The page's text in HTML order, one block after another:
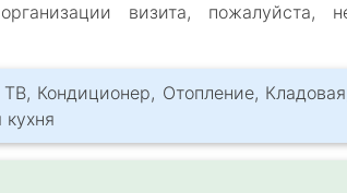
визита, пожалуйста,
Кондиционер, Отопление,